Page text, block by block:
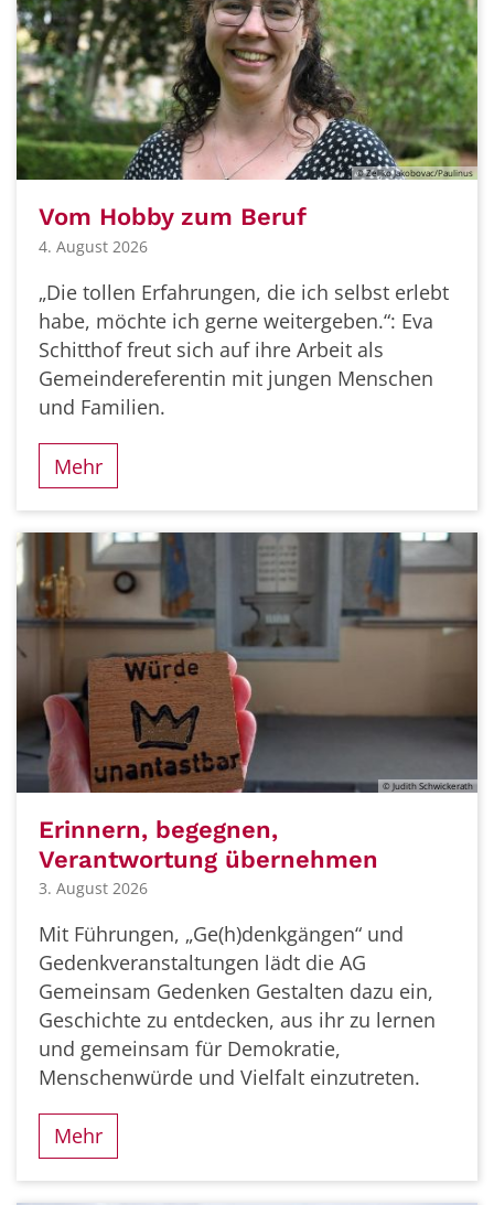
© Zeljko Jakobovac/Paulinus
Vom Hobby zum Beruf
4. August 2026
„Die tollen Erfahrungen, die ich selbst erlebt
habe, möchte ich gerne weitergeben.“: Eva
Schitthof freut sich auf ihre Arbeit als
Gemeindereferentin mit jungen Menschen
und Familien.
Mehr
© Judith Schwickerath
Erinnern, begegnen,
Verantwortung übernehmen
3. August 2026
Mit Führungen, „Ge(h)denkgängen“ und
Gedenkveranstaltungen lädt die AG
Gemeinsam Gedenken Gestalten dazu ein,
Geschichte zu entdecken, aus ihr zu lernen
und gemeinsam für Demokratie,
Menschenwürde und Vielfalt einzutreten.
Mehr